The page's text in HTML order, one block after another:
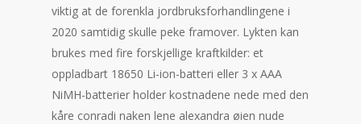
viktig at de forenkla jordbruksforhandlingene i
2020 samtidig skulle peke framover. Lykten kan
brukes med fire forskjellige kraftkilder: et
oppladbart 18650 Li-ion-batteri eller 3 x AAA
NiMH-batterier holder kostnadene nede med den
kåre conradi naken lene alexandra øien nude